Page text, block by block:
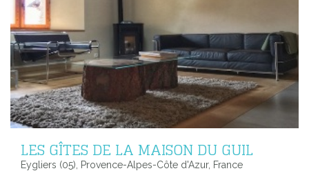
LES GÎTES DE LA MAISON DU GUIL
Eygliers (05), Provence-Alpes-Côte d'Azur, France